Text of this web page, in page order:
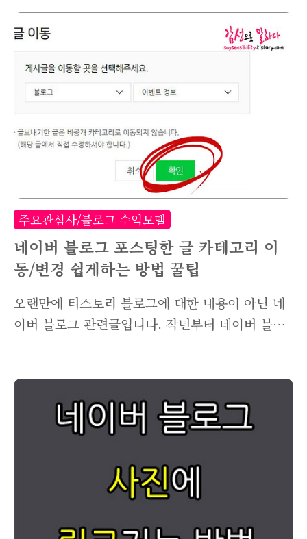
을 소개해드립니다. 일부 블로거들은 본인의 방문
자수를 공개하고 있으니, 사이드배너나 블로그 하
단에서 바로 확인할 수 있습니다. 그런데 방문자수
를 공개하지않은 블로그의 방문자수를 확인하고
블로그 방문자수 확인하는 방법] 방법은 상당히
간단합니다. 먼저 아래 링크를 클릭해보세요.
http://blog.naver.com/NVisitorgp4Ajax.nhn?
blogId= 위와 같은 화면이 뜨죠? 그럼 맞게된 겁
니다. 위에서 클릭한 링크의 끝에 네이버 아이디
만 넣어주시면됩니다. 예..
주요관심사/블로그 수익모델
네이버 블로그 포스팅한 글 카테고리 이
동/변경 쉽게하는 방법 꿀팁
오랜만에 티스토리 블로그에 대한 내용이 아닌 네
이버 블로그 관련글입니다. 작년부터 네이버 블로
포스팅들을 다른 카테고리로 옮겨야하더군요. 아
마 이 글을 검색해서 들어오신 분들도 정말 막막
하셨죠? 포스팅한 글들을 다른 카테고리로 변경하
인의 네이버 블로그로 이동해주세요. 그리고 위 이
미지처럼 카테고리를 찾아 "전체보기 EDIT"라고